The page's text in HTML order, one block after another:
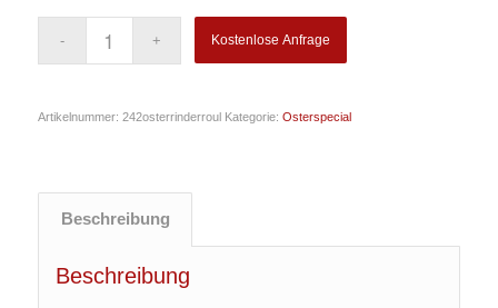
Kostenlose Anfrage
Artikelnummer: 242osterrinderroul Kategorie: Osterspecial
Beschreibung
Beschreibung